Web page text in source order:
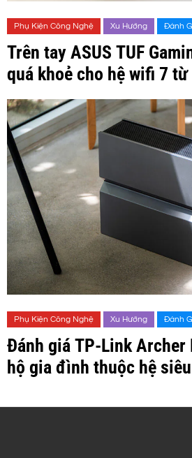
Phụ Kiện Công Nghệ Xu Hướng Đánh
Trên tay ASUS TUF
quá khoẻ cho hệ wifi 7 từ
Phụ Kiện Công Nghệ Xu Hướng Đánh
Đánh giá TP-Link Archer
hộ gia đình thuộc hệ